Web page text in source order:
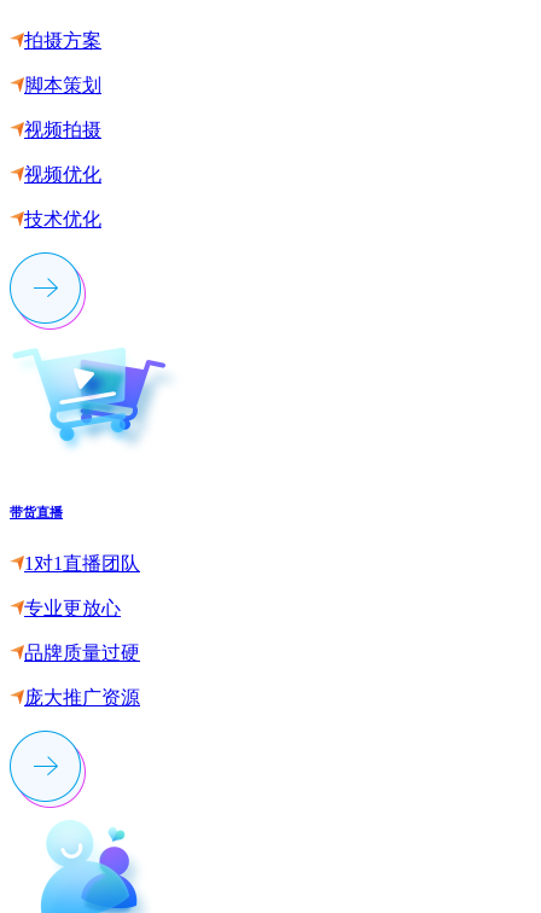
拍摄方案
脚本策划
视频拍摄
视频优化
技术优化
带货直播
1对1直播团队
专业更放心
品牌质量过硬
庞大推广资源